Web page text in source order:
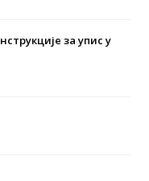
за упис у